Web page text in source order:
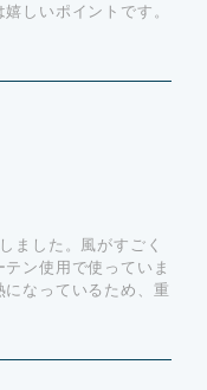
しいポイントです。
ました。風がすごく
ン使用で使っていま
なっているため、重